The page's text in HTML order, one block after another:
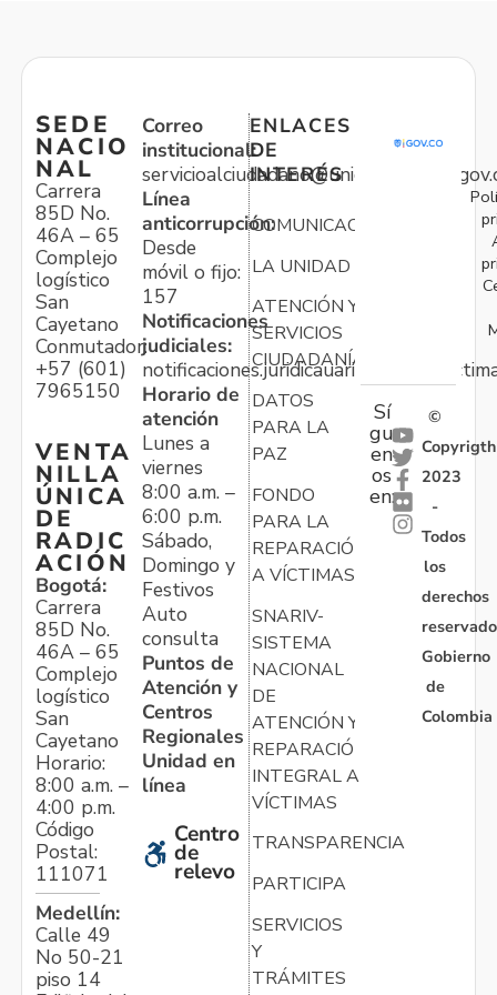
SEDE
NACIO
NAL
Carrera
85D No.
46A – 65
Complejo
logístico
San
Cayetano
Conmutador:
+57 (601)
7965150
VENTA
NILLA
ÚNICA
DE
RADIC
ACIÓN
Bogotá:
Carrera
85D No.
46A – 65
Complejo
logístico
San
Cayetano
Horario:
8:00 a.m. –
4:00 p.m.
Código
Postal:
111071
Medellín:
Calle 49
No 50-21
piso 14
Correo
institucional:
Línea
anticorrupción:
Desde
móvil o fijo:
157
Notificaciones
judiciales:
Horario de
atención
Lunes a
viernes
8:00 a.m. –
6:00 p.m.
Sábado,
Domingo y
Festivos
Auto
consulta
Puntos de
Atención y
Centros
Regionales
Unidad en
línea
Centro
de
relevo
ENLACES
DE
INTERÉS
COMUNICACIONES
LA UNIDAD
ATENCIÓN Y
SERVICIOS
CIUDADANÍA
DATOS
PARA LA
PAZ
FONDO
PARA LA
REPARACIÓN
A VÍCTIMAS
SNARIV-
SISTEMA
NACIONAL
DE
ATENCIÓN Y
REPARACIÓN
INTEGRAL A
VÍCTIMAS
TRANSPARENCIA
PARTICIPA
SERVICIOS
Y
TRÁMITES
Sí
gu
en
os
en:
©
Copyrigth
2023
-
Todos
los
derechos
Gobierno
de
Colombia